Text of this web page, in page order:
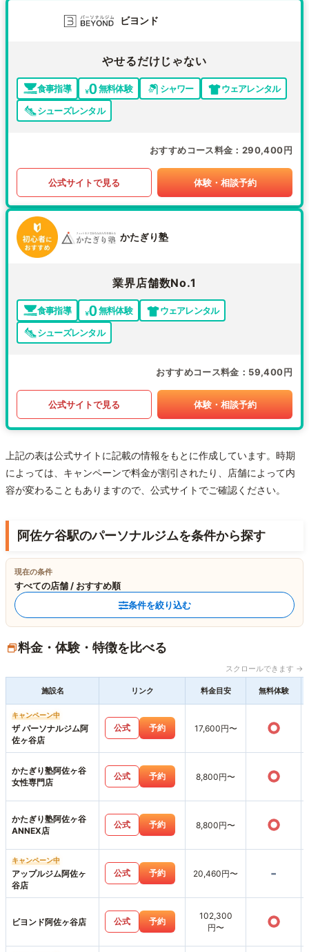
ビヨンド
やせるだけじゃない
食事指導 無料体験 シャワー
ウェアレンタル
シューズレンタル
おすすめコース料金 290,400円
公式サイトで見る 体験・相談予約
かたぎり塾
業界店舗数No.1
食事指導 無料体験
ウェアレンタル
シューズレンタル
おすすめコース料金 59,400円
公式サイトで見る 体験・相談予約
上記の表は公式サイトに記載の情報をもとに作成しています。時期
によっては、キャンペーンで料金が割引されたり、店舗によって内
容が変わることもありますので、公式サイトでご確認ください。
阿佐ケ谷駅のパーソナルジムを条件から探す
現在の条件
すべての店舗 / おすすめ順
条件を絞り込む
料金・体験・特徴を比べる
スクロールできます →
施設名 リンク 料金目安 無料体験
キャンペーン中
ザ パーソナルジム阿
佐ヶ谷店
公式 予約 17,600円〜 ○
かたぎり塾阿佐ヶ谷
女性専門店
公式 予約 8,800円〜 ○
かたぎり塾阿佐ヶ谷
ANNEX店
公式 予約 8,800円〜 ○
キャンペーン中
アップルジム阿佐ヶ
谷店
公式 予約 20,460円〜 -
ビヨンド阿佐ヶ谷店 公式 予約
102,300
円〜
○